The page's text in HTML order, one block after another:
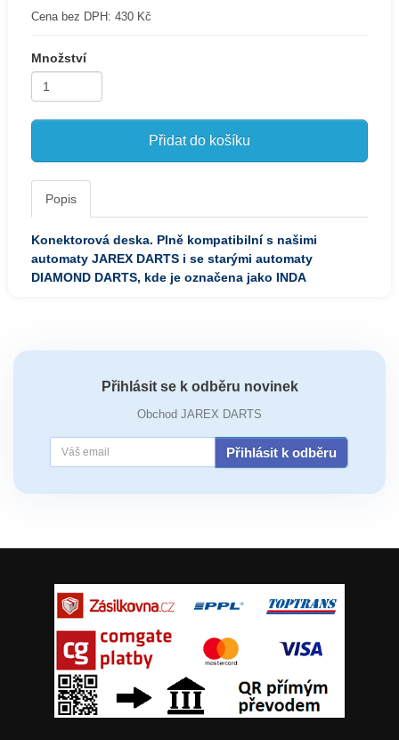
Cena bez DPH: 430 Kč
Množství
Přidat do košíku
Popis
Konektorová deska. Plně kompatibilní s našimi
automaty JAREX DARTS i se starými automaty
DIAMOND DARTS, kde je označena jako INDA
Přihlásit se k odběru novinek
Obchod JAREX DARTS
Přihlásit k odběru